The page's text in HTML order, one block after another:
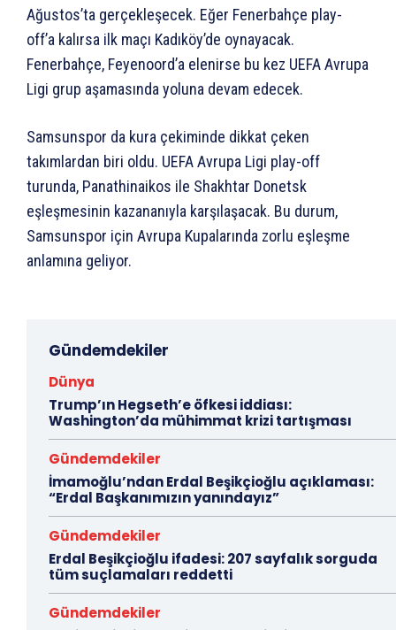
Ağustos’ta gerçekleşecek. Eğer Fenerbahçe play-
off’a kalırsa ilk maçı Kadıköy’de oynayacak.
Fenerbahçe, Feyenoord’a elenirse bu kez UEFA Avrupa
Ligi grup aşamasında yoluna devam edecek.
Samsunspor da kura çekiminde dikkat çeken
takımlardan biri oldu. UEFA Avrupa Ligi play-off
turunda, Panathinaikos ile Shakhtar Donetsk
eşleşmesinin kazananıyla karşılaşacak. Bu durum,
Samsunspor için Avrupa Kupalarında zorlu eşleşme
anlamına geliyor.
Gündemdekiler
Dünya
Trump’ın Hegseth’e öfkesi iddiası:
Washington’da mühimmat krizi tartışması
Gündemdekiler
İmamoğlu’ndan Erdal Beşikçioğlu açıklaması:
“Erdal Başkanımızın yanındayız”
Gündemdekiler
Erdal Beşikçioğlu ifadesi: 207 sayfalık sorguda
tüm suçlamaları reddetti
Gündemdekiler